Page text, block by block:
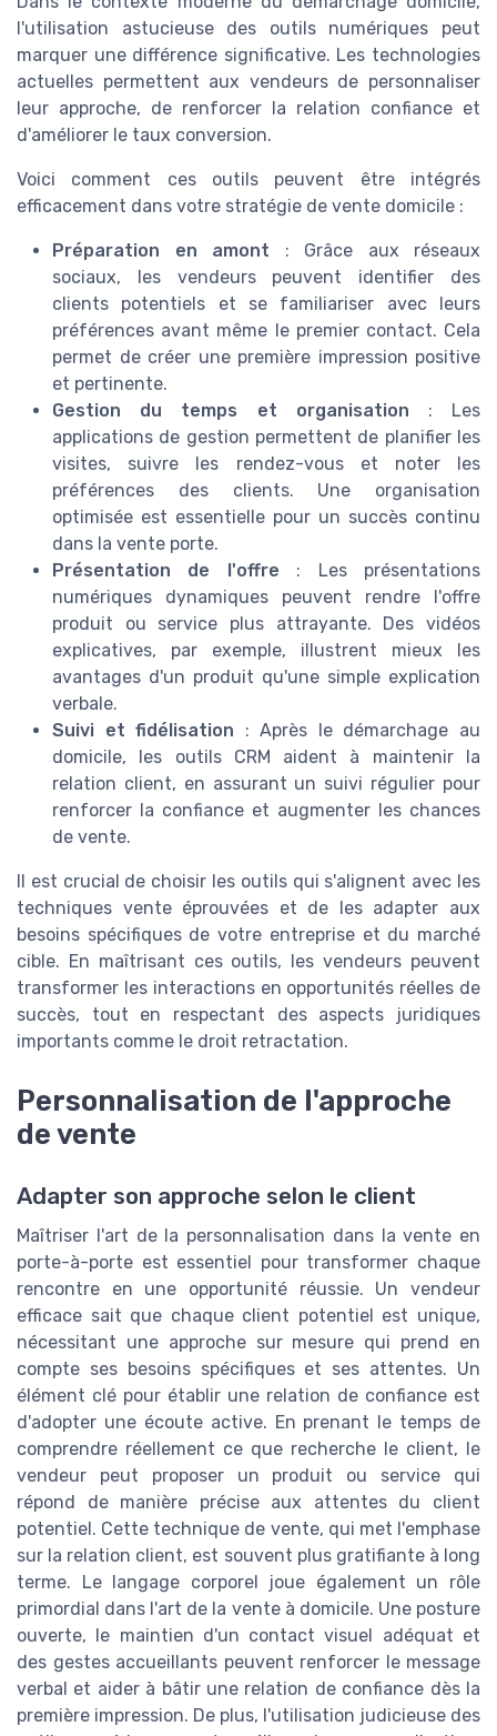
l'utilisation astucieuse des outils numériques peut
marquer une différence significative. Les technologies
actuelles permettent aux vendeurs de personnaliser
leur approche, de renforcer la relation confiance et
d'améliorer le taux conversion.
Voici comment ces outils peuvent être intégrés
efficacement dans votre stratégie de vente domicile :
Préparation en amont : Grâce aux réseaux
sociaux, les vendeurs peuvent identifier des
clients potentiels et se familiariser avec leurs
préférences avant même le premier contact. Cela
permet de créer une première impression positive
et pertinente.
Gestion du temps et organisation : Les
applications de gestion permettent de planifier les
visites, suivre les rendez-vous et noter les
préférences des clients. Une organisation
optimisée est essentielle pour un succès continu
dans la vente porte.
Présentation de l'offre : Les présentations
numériques dynamiques peuvent rendre l'offre
produit ou service plus attrayante. Des vidéos
explicatives, par exemple, illustrent mieux les
avantages d'un produit qu'une simple explication
verbale.
Suivi et fidélisation : Après le démarchage au
domicile, les outils CRM aident à maintenir la
relation client, en assurant un suivi régulier pour
renforcer la confiance et augmenter les chances
de vente.
Il est crucial de choisir les outils qui s'alignent avec les
techniques vente éprouvées et de les adapter aux
besoins spécifiques de votre entreprise et du marché
cible. En maîtrisant ces outils, les vendeurs peuvent
transformer les interactions en opportunités réelles de
succès, tout en respectant des aspects juridiques
importants comme le droit retractation.
Personnalisation de l'approche
de vente
Adapter son approche selon le client
Maîtriser l'art de la personnalisation dans la vente en
porte-à-porte est essentiel pour transformer chaque
rencontre en une opportunité réussie. Un vendeur
efficace sait que chaque client potentiel est unique,
nécessitant une approche sur mesure qui prend en
compte ses besoins spécifiques et ses attentes. Un
élément clé pour établir une relation de confiance est
d'adopter une écoute active. En prenant le temps de
comprendre réellement ce que recherche le client, le
vendeur peut proposer un produit ou service qui
répond de manière précise aux attentes du client
potentiel. Cette technique de vente, qui met l'emphase
sur la relation client, est souvent plus gratifiante à long
terme. Le langage corporel joue également un rôle
primordial dans l'art de la vente à domicile. Une posture
ouverte, le maintien d'un contact visuel adéquat et
des gestes accueillants peuvent renforcer le message
verbal et aider à bâtir une relation de confiance dès la
première impression. De plus, l'utilisation judicieuse des